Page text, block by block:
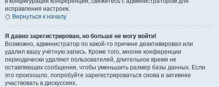
исправления настроек.
Вернуться к началу
Я давно зарегистрирован, но больше не могу войти!
Возможно, администратор по какой-то причине деактивировал или
удалил вашу учётную запись. Кроме того, многие конференции
периодически удаляют пользователей, длительное время не
оставляющих сообщения, чтобы уменьшить размер базы данных. Если
это произошло, попробуйте зарегистрироваться снова и активнее
участвовать в дискуссиях.